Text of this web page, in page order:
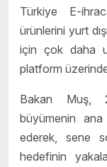
Türkiye E-
ürünlerini yurt
için çok daha
platform
Bakan Muş,
büyümenin ana
ederek, sene
hedefinin